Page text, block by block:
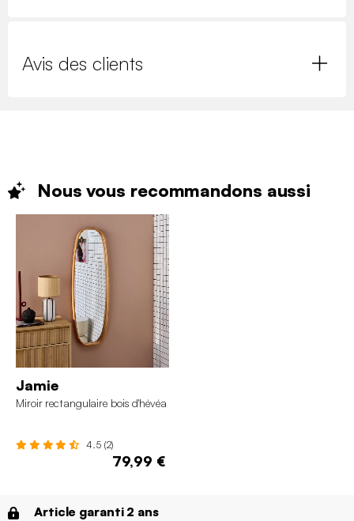
Avis des clients
Nous vous recommandons aussi
Jamie
Miroir rectangulaire bois d'hévéa
4.5 (2)
79,99 €
Article garanti 2 ans